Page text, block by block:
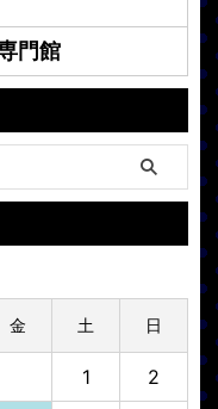
門館
金 土 日
1 2